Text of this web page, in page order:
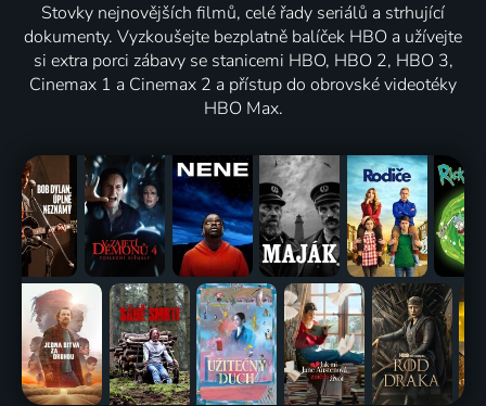
Stovky nejnovějších filmů, celé řady seriálů a strhující
dokumenty. Vyzkoušejte bezplatně balíček HBO a užívejte
si extra porci zábavy se stanicemi HBO, HBO 2, HBO 3,
Cinemax 1 a Cinemax 2 a přístup do obrovské videotéky
HBO Max.